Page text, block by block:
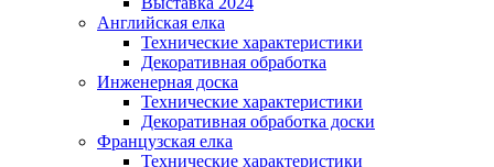
Английская елка
Технические характеристики
Декоративная обработка
Инженерная доска
Технические характеристики
Декоративная обработка доски
Французская елка
Технические характеристики